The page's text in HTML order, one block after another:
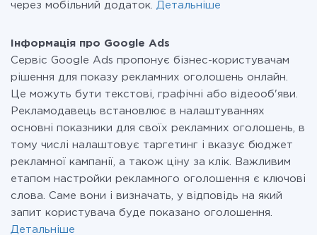
через мобільний додаток. Детальніше
Інформація про Google Ads
Сервіс Google Ads пропонує бізнес-користувачам
рішення для показу рекламних оголошень онлайн.
Це можуть бути текстові, графічні або відеооб'яви.
Рекламодавець встановлює в налаштуваннях
основні показники для своїх рекламних оголошень, в
тому числі налаштовує таргетинг і вказує бюджет
рекламної кампанії, а також ціну за клік. Важливим
етапом настройки рекламного оголошення є ключові
слова. Саме вони і визначать, у відповідь на який
запит користувача буде показано оголошення.
Детальніше